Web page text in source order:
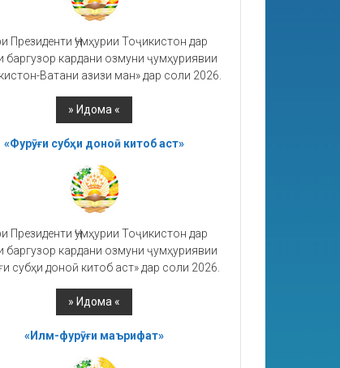
Президенти Ҷумҳурии Тоҷикистон дар
баргузор кардани озмуни ҷумҳуриявии
Ватани азизи ман» дар соли 2026.
«Фурӯғи субҳи доноӣ китоб аст»
Президенти Ҷумҳурии Тоҷикистон дар
баргузор кардани озмуни ҷумҳуриявии
субҳи доноӣ китоб аст» дар соли 2026.
«Илм-фурӯғи маърифат»